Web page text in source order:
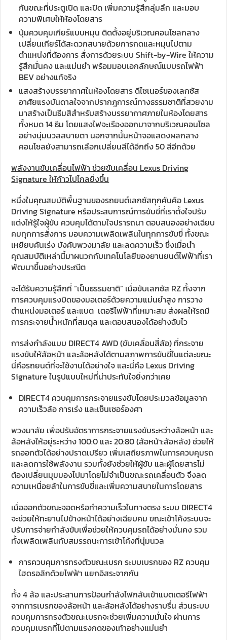
กันขณะที่ประตูเปิด และปิด เพิ่มความรู้สึกลุ่มลึก และมอบ
ความพิเศษให้ห้องโดยสาร
ปุ่มควบคุมเกียร์แบบหมุน ติดตั้งอยู่บริเวณคอนโซลกลาง
เปลี่ยนเกียร์ได้สะดวกสบายด้วยการกดและหมุนไปตาม
ตำแหน่งที่ต้องการ สั่งการด้วยระบบ Shift-by-Wire ให้ความ
รู้สึกมั่นคง และแม่นยำ พร้อมมอบเอกลักษณ์แบบรถไฟฟ้า
BEV อย่างแท้จริง
แสงสร้างบรรยากาศในห้องโดยสาร ดีไซเนอร์ของเลกซัส
อาศัยแรงบันดาลใจจากปรากฎการณ์ทางธรรมชาติที่สวยงาม
มาสร้างเป็นธีมสีสำหรับสร้างบรรยากาศภายในห้องโดยสาร
ทั้งหมด 14 ธีม โดยแสงไฟจะเรืองออกมาจากบริเวณคอนโซล
อย่างนุ่มนวลสบายตา นอกจากนั้นหน้าจอแสดงผลกลาง
คอนโซลยังสามารถเลือกเปลี่ยนสีได้อีกถึง 50 สีอีกด้วย
พลังงานขับเคลื่อนไฟฟ้า ช่วยขับเคลื่อน Lexus Driving
Signature ให้ก้าวไปไกลยิ่งขึ้น
หนึ่งในคุณสมบัติพื้นฐานของรถยนต์เลกซัสทุกคันคือ Lexus
Driving Signature หรือประสบการณ์การขับขี่ที่เราตั้งใจปรับ
แต่งให้รู้ใจผู้ขับ ควบคุมได้ตามใจปรารถนา ตอบสนองอย่างเฉียบ
คมทุกการสั่งการ มอบความเพลิดเพลินในทุกการขับขี่ ทั้งขณะ
เหยียบคันเร่ง บังคับพวงมาลัย และลดความเร็ว ซึ่งเมื่อนำ
คุณสมบัติเหล่านี้มาผนวกกับเทคโนโลยีของยานยนต์ไฟฟ้าที่เรา
พัฒนาขึ้นอย่างประณีต
จะได้รับความรู้สึกที่ “เป็นธรรมชาติ” เมื่อขับเลกซัส RZ ทั้งจาก
การควบคุมแรงบิดของมอเตอร์ด้วยความแม่นยำสูง การวาง
ตำแหน่งมอเตอร์ และแบต เตอรีไฟฟ้าที่เหมาะสม ส่งผลให้รถมี
การกระจายน้ำหนักที่สมดุล และตอบสนองได้อย่างฉับไว
การส่งกำลังแบบ DIRECT4 AWD (ขับเคลื่อนสี่ล้อ) ที่กระจาย
แรงขับให้ล้อหน้า และล้อหลังได้ตามสภาพการขับขี่ในแต่ละขณะ
นี่คือรถยนต์ที่จะใช้งานได้อย่างใจ และนี่คือ Lexus Driving
Signature ในรูปแบบใหม่ที่น่าประทับใจยิ่งกว่าเคย
DIRECT4 ควบคุมการกระจายแรงขับโดยประมวลข้อมูลจาก
ความเร็วล้อ การเร่ง และเซ็นเซอร์องศา
พวงมาลัย เพื่อปรับอัตราการกระจายแรงขับระหว่างล้อหน้า และ
ล้อหลังให้อยู่ระหว่าง 100:0 และ 20:80 (ล้อหน้า:ล้อหลัง) ช่วยให้
รถออกตัวได้อย่างปราดเปรียว เพิ่มเสถียรภาพในการควบคุมรถ
และลดการใช้พลังงาน รวมทั้งยังช่วยให้ผู้ขับ และผู้โดยสารไม่
ต้องเปลี่ยนมุมมองไปมาโดยไม่จำเป็นขณะรถเคลื่อนตัว จึงลด
ความเหนื่อยล้าในการขับขี่และเพิ่มความสบายในการโดยสาร
เมื่อออกตัวขณะจอดหรือทำความเร็วในทางตรง ระบบ DIRECT4
จะช่วยให้ทะยานไปข้างหน้าได้อย่างเฉียบคม ขณะเข้าโค้งระบบจะ
ปรับการจ่ายกำลังขับเพื่อช่วยให้ควบคุมรถได้อย่างมั่นคง รวม
ทั้งเพลิดเพลินกับสมรรถนะการเข้าโค้งที่นุ่มนวล
การควบคุมการทรงตัวขณะเบรก ระบบเบรกของ RZ ควบคุม
ไฮดรอลิกด้วยไฟฟ้า แยกอิสระจากกัน
ทั้ง 4 ล้อ และประสานการป้อนกำลังไฟกลับเข้าแบตเตอรีไฟฟ้า
จากการเบรกของล้อหน้า และล้อหลังได้อย่างราบรื่น ส่วนระบบ
ควบคุมการทรงตัวขณะเบรกจะช่วยเพิ่มความมั่นใจ ผ่านการ
ควบคุมเบรกที่ไปตามแรงกดของเท้าอย่างแม่นยำ